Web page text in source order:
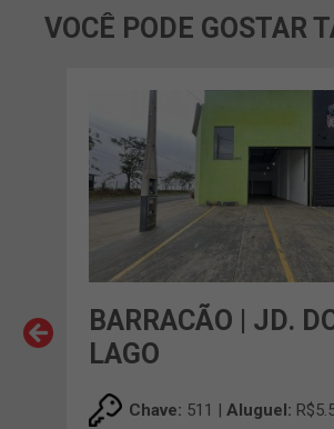
VOCÊ PODE GOSTAR
BARRACÃO | JD.
LAGO
Chave: 511 | Aluguel: